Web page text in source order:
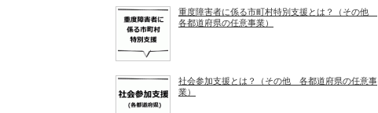
重度障害者に係る市町村特別支援とは？（その他
各都道府県の任意事業）
社会参加支援とは？（その他 各都道府県の任意事
業）